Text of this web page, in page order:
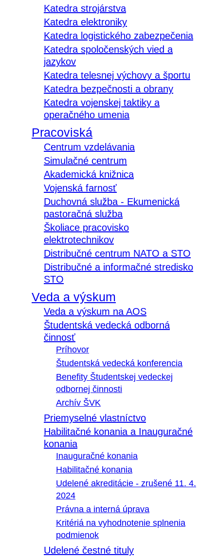
Katedra strojárstva
Katedra elektroniky
Katedra logistického zabezpečenia
Katedra spoločenských vied a
jazykov
Katedra telesnej výchovy a športu
Katedra bezpečnosti a obrany
Katedra vojenskej taktiky a
operačného umenia
Pracoviská
Centrum vzdelávania
Simulačné centrum
Akademická knižnica
Vojenská farnosť
Duchovná služba - Ekumenická
pastoračná služba
Školiace pracovisko
elektrotechnikov
Distribučné centrum NATO a STO
Distribučné a informačné stredisko
STO
Veda a výskum
Veda a výskum na AOS
Študentská vedecká odborná
činnosť
Príhovor
Študentská vedecká konferencia
Benefity Študentskej vedeckej
odbornej činnosti
Archív ŠVK
Priemyselné vlastníctvo
Habilitačné konania a Inauguračné
konania
Inauguračné konania
Habilitačné konania
Udelené akreditácie - zrušené 11. 4.
2024
Právna a interná úprava
Kritériá na vyhodnotenie splnenia
podmienok
Udelené čestné tituly